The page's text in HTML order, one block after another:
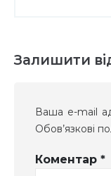
Залишити
Ваша e-mail
Обов’язкові
Коментар *